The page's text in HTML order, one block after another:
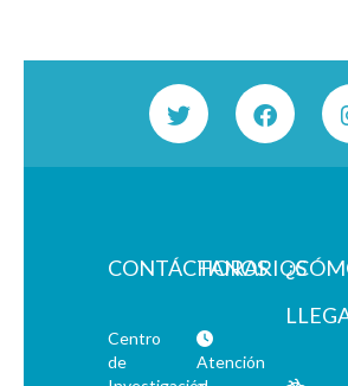
CONTÁCTANOS
Centro
de
HORARIOS
Atención